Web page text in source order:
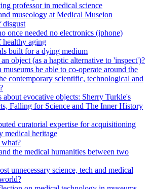
professor in medical science
museology at Medical Museion
disgust
once needed no electronics (iphone)
healthy aging
built for a dying medium
object (as a haptic alternative to 'inspect')?
be able to co-operate around the
contemporary scientific, technological and
about evocative objects: Sherry Turkle's
Falling for Science and The Inner History
curatorial expertise for acquisitioning
medical heritage
the medical humanities between two
unnecessary science, tech and medical